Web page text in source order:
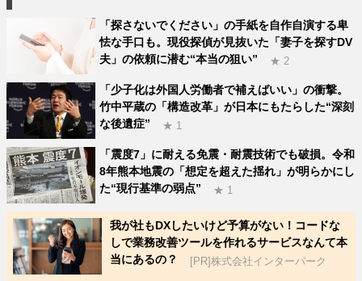
「探さないでください」の手紙を自作自演する卑
怯な手口も。現役探偵が見抜いた「妻子を探すDV
夫」の依頼に潜む“本当の狙い”
★ 2
「少子化は外国人労働者で補えばいい」の衝撃。
竹中平蔵の「構造改革」が日本にもたらした“深刻
な後遺症”
★ 1
「震度7」に耐える免震・耐震技術でも破損。令和
8年熊本地震の「想定を超えた揺れ」が明らかにし
た“現行基準の弱点”
★ 1
我が社もDXしたいけど予算がない！コードな
しで業務改善ツールを作れるサービスなんて本
当にあるの？
[PR]株式会社インターパーク